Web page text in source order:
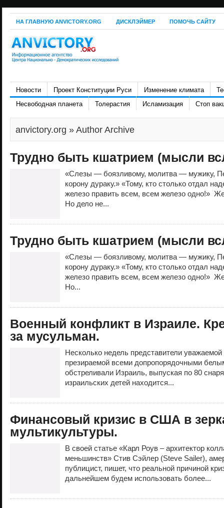
НА ГЛАВНУЮ ANVICTORY.ORG ДИСКЛЭЙМЕР ПОМОЧЬ САЙТУ
Новости Проект Конституции Руси Изменение климата
Несвободная планета
Толерастия Исламизация Стоп
anvictory.org » Author Archive
Трудно быть кшатрием (мысли
«Слезы — боязливому, молитва — мужику,
корону дураку.» «Тому, кто столько отдал
железо править всем, всем железо одно!»
Но дело не...
Трудно быть кшатрием (мысли
«Слезы — боязливому, молитва — мужику,
корону дураку.» «Тому, кто столько отдал
железо править всем, всем железо одно!»
Но...
Военный конфликт в Израиле.
за мусульман.
Несколько недель представители
презираемой всеми допропорядочными
обстреливали Израиль, выпуская по 80
израильских детей находится...
Финансовый кризис в США в
мультикультуры.
В своей статье «Карл Роув – архитектор
меньшинств» Стив Сэйлер (Steve Sailer),
публицист, пишет, что реальной причиной
дальнейшем будем использовать более...